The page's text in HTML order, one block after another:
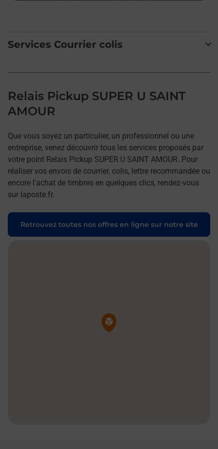
Services Courrier colis
Relais Pickup SUPER U SAINT
AMOUR
Que vous soyez un particulier, un professionnel ou une
entreprise, venez découvrir tous les services proposés par
votre point Relais Pickup SUPER U SAINT AMOUR. Pour
réaliser vos envois de courrier, colis, lettre recommandée ou
encore l'achat de timbres en quelques clics, rendez-vous
sur laposte.fr.
Retrouvez toutes nos offres en ligne sur notre site
Pin de la carte